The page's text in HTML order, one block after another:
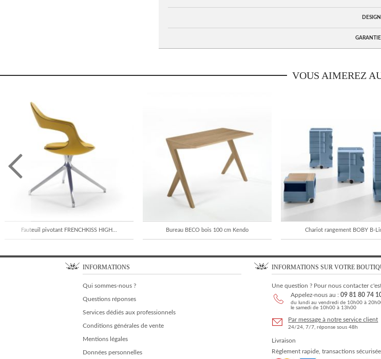
DESIGN
GARANTIE
VOUS AIMEREZ
Fauteuil pivotant FRENCHKISS HIGH... Bureau BECO bois 100 cm Kendo Chariot rangement BOBY B-
INFORMATIONS
Qui sommes-nous ?
Questions réponses
Services dédiés aux professionnels
Conditions générales de vente
Mentions légales
Données personnelles
INFORMATIONS SUR VOTRE
Une question ? Pour nous contacter
Appelez-nous au :09 81 80 74
du lundi au vendredi de 10h00 à
le samedi de 10h00 à 13h00
Par message à notre service client
24/24, 7/7, réponse sous 48h
Livraison
Règlement rapide, transactions